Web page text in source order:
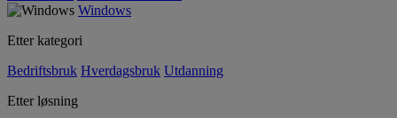
Windows
Etter kategori
Bedriftsbruk Hverdagsbruk Utdanning
Etter løsning